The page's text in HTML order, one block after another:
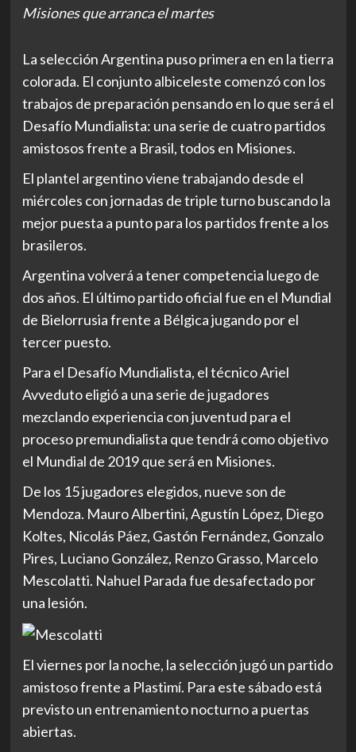
Misiones que arranca el martes
La selección Argentina puso primera en en la tierra
colorada. El conjunto albiceleste comenzó con los
trabajos de preparación pensando en lo que será el
Desafío Mundialista: una serie de cuatro partidos
amistosos frente a Brasil, todos en Misiones.
El plantel argentino viene trabajando desde el
miércoles con jornadas de triple turno buscando la
mejor puesta a punto para los partidos frente a los
brasileros.
Argentina volverá a tener competencia luego de
dos años. El último partido oficial fue en el Mundial
de Bielorrusia frente a Bélgica jugando por el
tercer puesto.
Para el Desafío Mundialista, el técnico Ariel
Avveduto eligió a una serie de jugadores
mezclando experiencia con juventud para el
proceso premundialista que tendrá como objetivo
el Mundial de 2019 que será en Misiones.
De los 15 jugadores elegidos, nueve son de
Mendoza. Mauro Albertini, Agustín López, Diego
Koltes, Nicolás Páez, Gastón Fernández, Gonzalo
Pires, Luciano González, Renzo Grasso, Marcelo
Mescolatti. Nahuel Parada fue desafectado por
una lesión.
El viernes por la noche, la selección jugó un partido
amistoso frente a Plastimí. Para este sábado está
previsto un entrenamiento nocturno a puertas
abiertas.